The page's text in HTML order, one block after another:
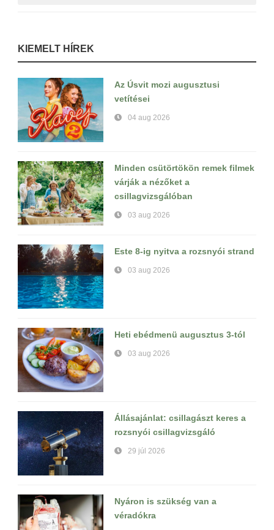
KIEMELT HÍREK
Az Úsvit mozi augusztusi
vetítései
04 aug 2026
Minden csütörtökön remek filmek
várják a nézőket a
csillagvizsgálóban
03 aug 2026
Este 8-ig nyitva a rozsnyói strand
03 aug 2026
Heti ebédmenü augusztus 3-tól
03 aug 2026
Állásajánlat: csillagászt keres a
rozsnyói csillagvizsgáló
29 júl 2026
Nyáron is szükség van a
véradókra